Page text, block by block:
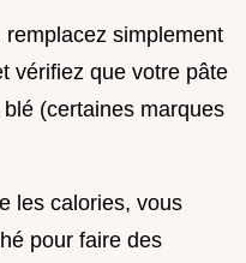
simplement
vérifiez que votre pâte
(certaines marques
les calories, vous
pour faire des